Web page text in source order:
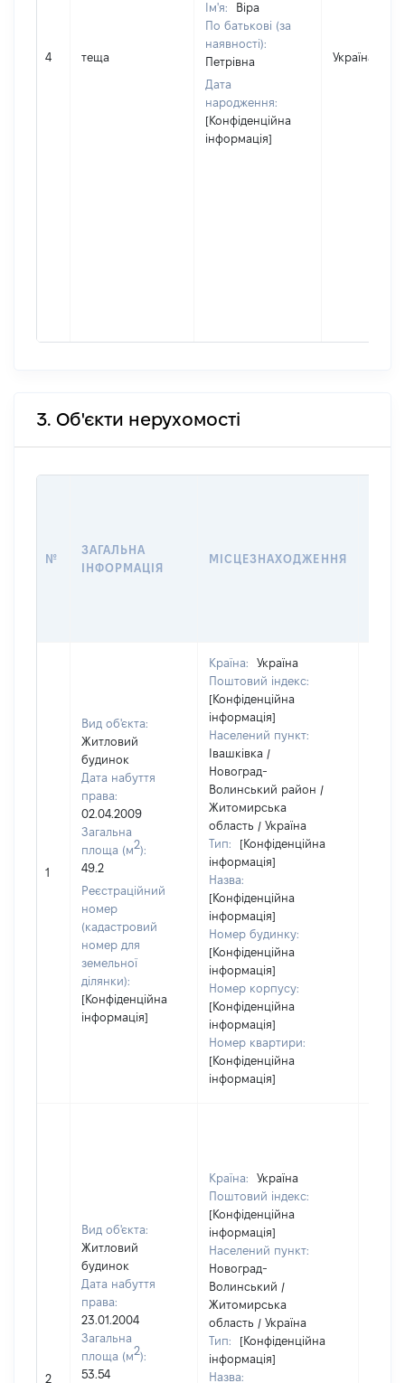
4 теща
Ім'я:
Віра
По батькові (за
наявності):
Петрівна
Дата
народження:
[Конфіденційна
інформація]
Україна
3. Об'єкти нерухомості
№
ЗАГАЛЬНА
ІНФОРМАЦІЯ
МІСЦЕЗНАХОДЖЕННЯ
1
Вид об'єкта:
Житловий
будинок
Дата набуття
права:
02.04.2009
Загальна
площа (м2):
49.2
Реєстраційний
номер
(кадастровий
номер для
земельної
ділянки):
[Конфіденційна
інформація]
Країна:
Україна
Поштовий індекс:
[Конфіденційна
інформація]
Населений пункт:
Івашківка /
Новоград-
Волинський район /
Житомирська
область / Україна
Тип:
[Конфіденційна
інформація]
Назва:
[Конфіденційна
інформація]
Номер будинку:
[Конфіденційна
інформація]
Номер корпусу:
[Конфіденційна
інформація]
Номер квартири:
[Конфіденційна
інформація]
2
Вид об'єкта:
Житловий
будинок
Дата набуття
права:
23.01.2004
Загальна
площа (м2):
53.54
Країна:
Україна
Поштовий індекс:
[Конфіденційна
інформація]
Населений пункт:
Новоград-
Волинський /
Житомирська
область / Україна
Тип:
[Конфіденційна
інформація]
Назва: